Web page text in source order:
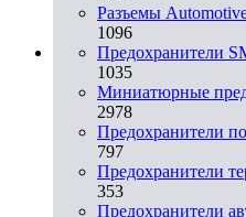
Разъeмы
1096
Предохранители
1035
Миниатюрные
2978
Предохранители
797
Предохранители
353
Предохранители